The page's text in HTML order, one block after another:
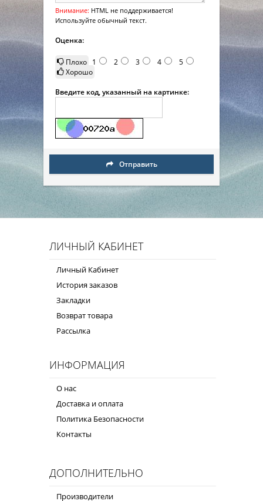
Внимание: HTML не поддерживается!
Используйте обычный текст.
Оценка:
Плохо 1 2 3 4
5
Хорошо
Введите код, указанный на картинке:
Отправить
ЛИЧНЫЙ КАБИНЕТ
Личный Кабинет
История заказов
Закладки
Возврат товара
Рассылка
ИНФОРМАЦИЯ
О нас
Доставка и оплата
Политика Безопасности
Контакты
ДОПОЛНИТЕЛЬНО
Производители